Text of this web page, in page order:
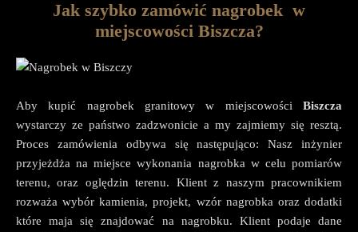
Jak szybko zamówić nagrobek w
miejscowości Biszcza?
Aby kupić nagrobek granitowy w miejscowości Biszcza
wystarczy ze państwo zadzwonicie a my zajmiemy się resztą.
Proces zamówienia odbywa się następująco: Nasz inżynier
przyjeżdża na miejsce wykonania nagrobka w celu pomiarów
terenu, oraz oględzin terenu. Klient z naszym pracownikiem
rozważa wybór kamienia, projekt, wzór nagrobka oraz dodatki
które maja się znajdować na nagrobku. Klient podaje dane